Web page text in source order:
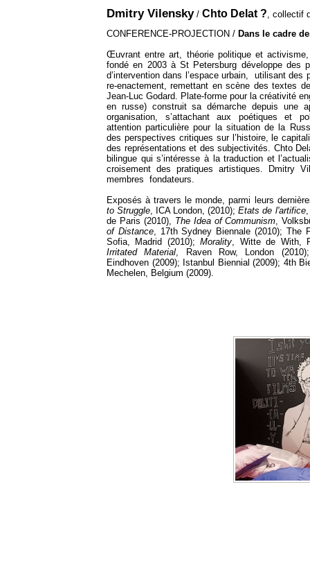
Dmitry Vilensky/ Chto Delat ?, collectif
CONFERENCE-PROJECTION / Dans le cadre
Œuvrant entre art, théorie politique et
fondé en 2003 à St Petersburg développe des
d’intervention dans l’espace urbain, utilisant des
re-enactement, remettant en scène des textes
Jean-Luc Godard. Plate-forme pour la créativité
en russe) construit sa démarche depuis une
organisation, s’attachant aux poétiques et
attention particulière pour la situation de la
des perspectives critiques sur l’histoire, le
des représentations et des subjectivités. Chto
bilingue qui s’intéresse à la traduction et
croisement des pratiques artistiques. Dmitry
membres fondateurs.
Exposés à travers le monde, parmi leurs
to Struggle, ICA London, (2010);Etats de l'artifice,
de Paris (2010), The Idea of Communism,
of Distance, 17th Sydney Biennale (2010); The
Sofia, Madrid (2010);Morality, Witte de With,
Irritated Material, Raven Row, London
Eindhoven (2009); Istanbul Biennial (2009); 4th
Mechelen, Belgium (2009).